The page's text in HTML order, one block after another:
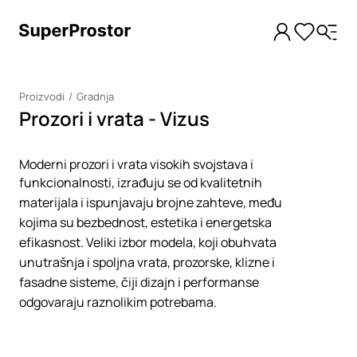
Proizvodi Gradnja
Prozori i vrata - Vizus
Moderni prozori i vrata visokih svojstava i
funkcionalnosti, izrađuju se od kvalitetnih
materijala i ispunjavaju brojne zahteve, među
kojima su bezbednost, estetika i energetska
efikasnost. Veliki izbor modela, koji obuhvata
unutrašnja i spoljna vrata, prozorske, klizne i
fasadne sisteme, čiji dizajn i performanse
odgovaraju raznolikim potrebama.